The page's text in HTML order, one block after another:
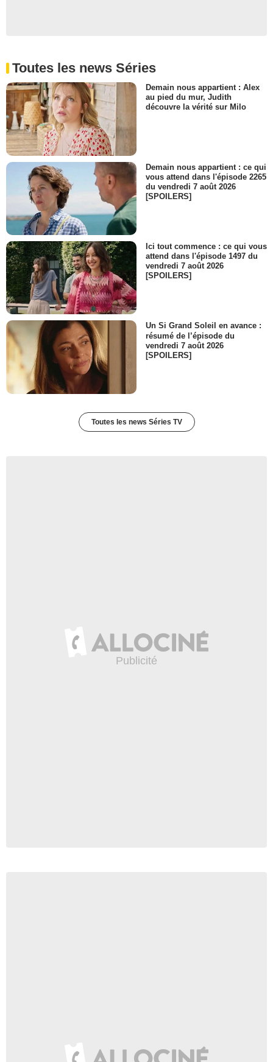
Toutes les news Séries
Demain nous appartient : Alex
au pied du mur, Judith
découvre la vérité sur Milo
Demain nous appartient : ce qui
vous attend dans l'épisode 2265
du vendredi 7 août 2026
[SPOILERS]
Ici tout commence : ce qui vous
attend dans l'épisode 1497 du
vendredi 7 août 2026
[SPOILERS]
Un Si Grand Soleil en avance :
résumé de l’épisode du
vendredi 7 août 2026
[SPOILERS]
Toutes les news Séries TV